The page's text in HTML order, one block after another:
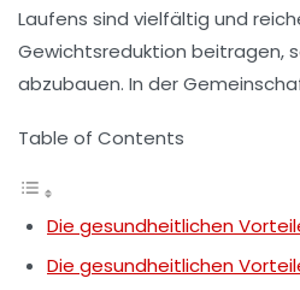
Laufens sind vielfältig und
Gewichtsreduktion beitragen,
abzubauen. In der
Table of Contents
Die gesundheitlichen
Die gesundheitlichen